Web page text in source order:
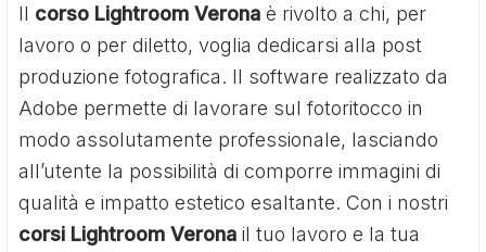
Il corso Lightroom Verona è rivolto a chi, per
lavoro o per diletto, voglia dedicarsi alla post
produzione fotografica. Il software realizzato da
Adobe permette di lavorare sul fotoritocco in
modo assolutamente professionale, lasciando
all’utente la possibilità di comporre immagini di
qualità e impatto estetico esaltante. Con i nostri
corsi Lightroom Verona il tuo lavoro e la tua